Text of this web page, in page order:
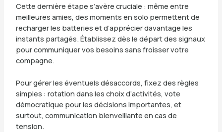
Cette dernière étape s’avère cruciale : même entre
meilleures amies, des moments en solo permettent de
recharger les batteries et d’apprécier davantage les
instants partagés. Établissez dès le départ des signaux
pour communiquer vos besoins sans froisser votre
compagne.
Pour gérer les éventuels désaccords, fixez des règles
simples : rotation dans les choix d’activités, vote
démocratique pour les décisions importantes, et
surtout, communication bienveillante en cas de
tension.